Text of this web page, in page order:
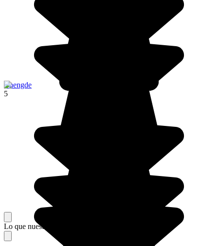
Chengde
5
Lo que nuestros viajeros piensan de su estancia